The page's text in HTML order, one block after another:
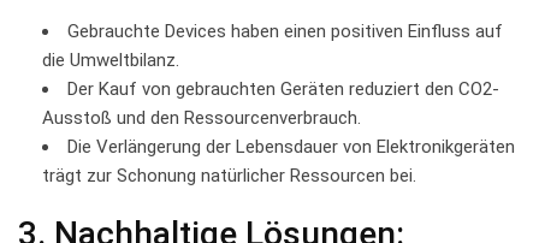
Gebrauchte Devices ⁣haben einen positiven Einfluss⁣ auf
die‍ Umweltbilanz.
Der Kauf ⁤von gebrauchten Geräten ⁤reduziert den CO2-
Ausstoß und den⁣ Ressourcenverbrauch.
Die Verlängerung der Lebensdauer von Elektronikgeräten
trägt zur Schonung natürlicher Ressourcen bei.
3. Nachhaltige ⁤Lösungen: